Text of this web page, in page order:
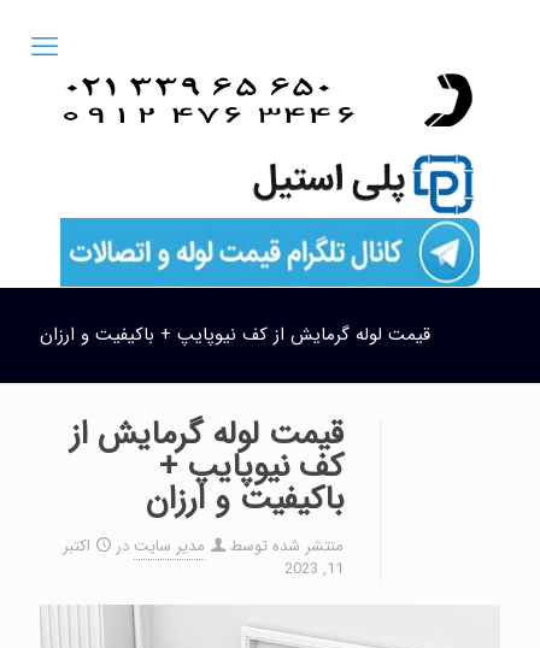
قیمت لوله گرمایش از کف نیوپایپ + باکیفیت و ارزان
قیمت لوله گرمایش از
کف نیوپایپ +
باکیفیت و ارزان
منتشر شده توسط مدیر سایت در
اکتبر
11, 2023